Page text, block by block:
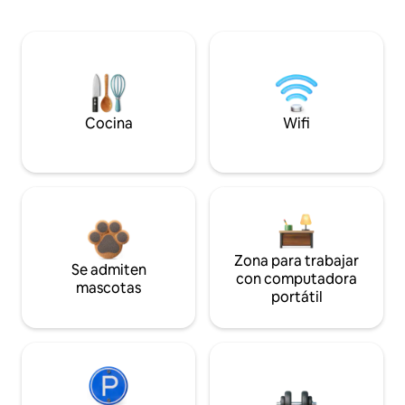
Cocina Wifi
Se admiten
mascotas
Zona para trabajar
con computadora
portátil